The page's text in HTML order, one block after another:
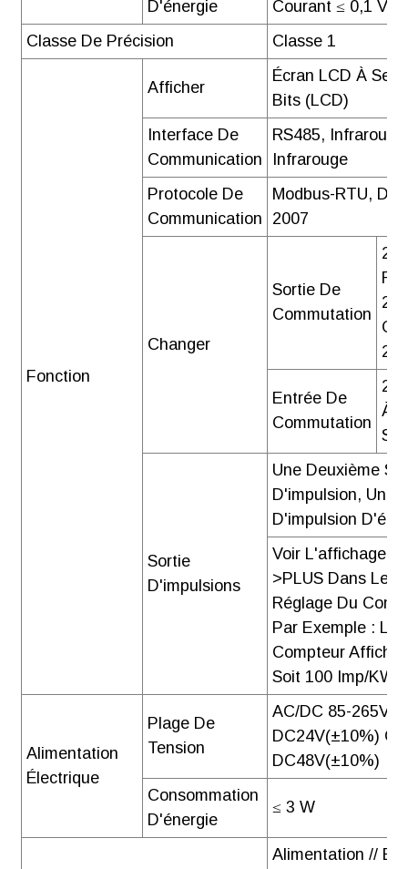
D'énergie
Courant ≤ 0,1 VA
Classe De Précision
Classe 1
Fonction
Afficher
Écran LCD À
Bits (LCD)
Interface De
Communication
RS485,
Infrarouge
Protocole De
Communication
Modbus-RTU,
2007
Changer
Sortie De
Commutation
2
Ou
Entrée De
Commutation
2
À
Sec
Sortie
D'impulsions
Une Deuxième
D'impulsion, Une
D'impulsion
Voir L'affichage
>PLUS Dans Le
Réglage Du
Par Exemple : Le
Compteur Affiche
Soit 100 Imp/kWH
Alimentation
Électrique
Plage De
Tension
AC/DC 85-265V
DC24V(±10%) Ou
DC48V(±10%)
Consommation
D'énergie
≤ 3 W
Alimentation //
installation et
fonctionnement
Télécharger